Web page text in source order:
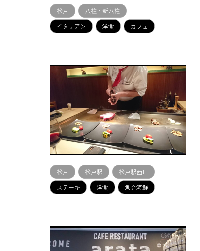
松戸
八柱・新八柱
イタリアン
洋食 カフェ
松戸 松戸駅
松戸駅西口
ステーキ
洋食 魚介海鮮